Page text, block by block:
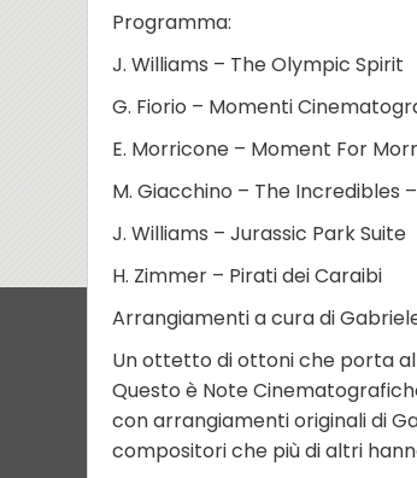
Programma:
J. Williams – The Olympic Spirit
G. Fiorio – Momenti
E. Morricone – Moment For
M. Giacchino – The Incredibles
J. Williams – Jurassic Park Suite
H. Zimmer – Pirati dei Caraibi
Arrangiamenti a cura di
Un ottetto di ottoni che porta
Questo è Note
con arrangiamenti originali di
compositori che più di altri